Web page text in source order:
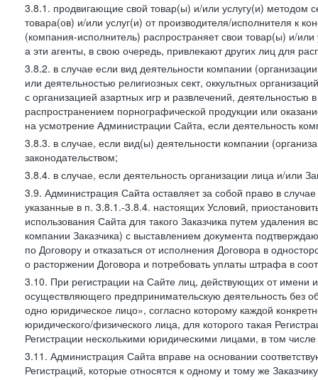
3.8.1. продвигающие свой товар(ы) и/или услугу(и) методом
товара(ов) и/или услуг(и) от производителя/исполнителя к
(компания-исполнитель) распространяет свои товар(ы) и/
а эти агенты, в свою очередь, привлекают других лиц для
3.8.2. в случае если вид деятельности компании
или деятельностью религиозных сект, оккультных
с организацией азартных игр и развлечений,
распространением порнографической продукции или
на усмотрение Администрации Сайта, если деятельность
3.8.3. в случае, если вид(ы) деятельности компании
законодательством;
3.8.4. в случае, если деятельность организации лица и/или
3.9. Администрация Сайта оставляет за собой право в
указанные в п. 3.8.1.-3.8.4. настоящих Условий,
использования Сайта для такого Заказчика путем
компании Заказчика) с выставлением документа
по Договору и отказаться от исполнения Договора в
о расторжении Договора и потребовать уплаты штрафа в
3.10. При регистрации на Сайте лиц, действующих от имени
осуществляющего предпринимательскую деятельность без
одно юридическое лицо», согласно которому каждой
юридического/физического лица, для которого такая
Регистрации несколькими юридическими лицами, в том
3.11. Администрация Сайта вправе на основании
Регистраций, которые относятся к одному и тому же